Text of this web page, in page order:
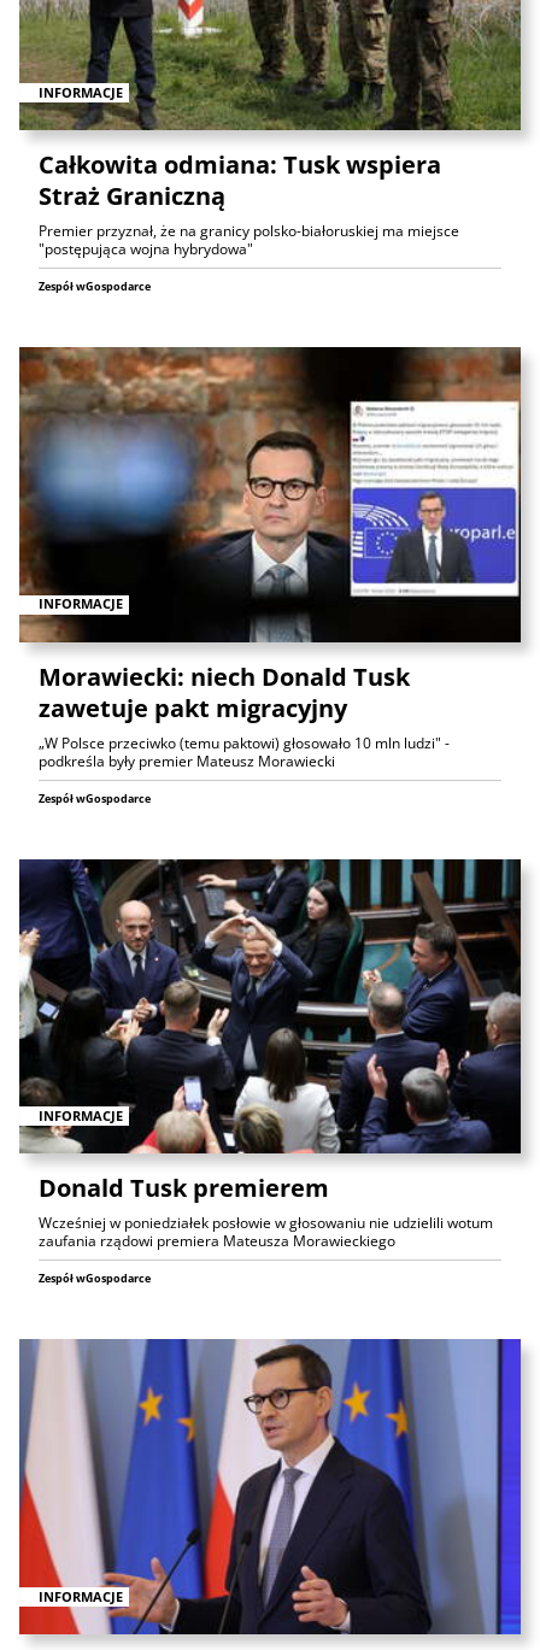
INFORMACJE
Całkowita odmiana: Tusk wspiera
Straż Graniczną
Premier przyznał, że na granicy polsko-białoruskiej ma miejsce
"postępująca wojna hybrydowa"
Zespół wGospodarce
INFORMACJE
Morawiecki: niech Donald Tusk
zawetuje pakt migracyjny
„W Polsce przeciwko (temu paktowi) głosowało 10 mln ludzi" -
podkreśla były premier Mateusz Morawiecki
Zespół wGospodarce
INFORMACJE
Donald Tusk premierem
Wcześniej w poniedziałek posłowie w głosowaniu nie udzielili wotum
zaufania rządowi premiera Mateusza Morawieckiego
Zespół wGospodarce
INFORMACJE